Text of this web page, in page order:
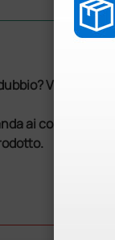
Vuoi ulteriori
ai colleghi che